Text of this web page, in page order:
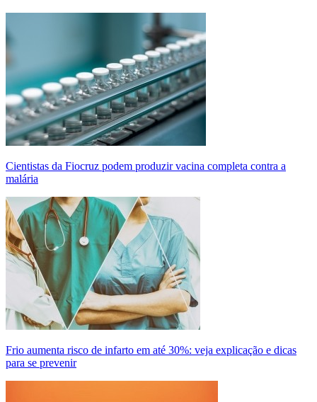
Cientistas da Fiocruz podem produzir vacina completa contra a
malária
Frio aumenta risco de infarto em até 30%: veja explicação e dicas
para se prevenir